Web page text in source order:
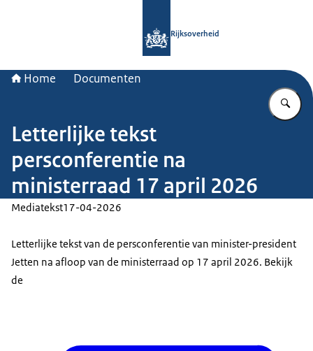
Rijksoverheid
Home Documenten
Letterlijke tekst
persconferentie na
ministerraad 17 april 2026
Mediatekst17-04-2026
Letterlijke tekst van de persconferentie van minister-president
Jetten na afloop van de ministerraad op 17 april 2026. Bekijk
de